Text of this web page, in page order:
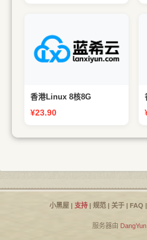
采用 AMD 7K62 和铂金
8272CL 高性能CPU
香港Linux 8核8G
¥23.90
小黑屋 | 支持 | 规范 | 关于 | FAQ |
服务器由 DangYun